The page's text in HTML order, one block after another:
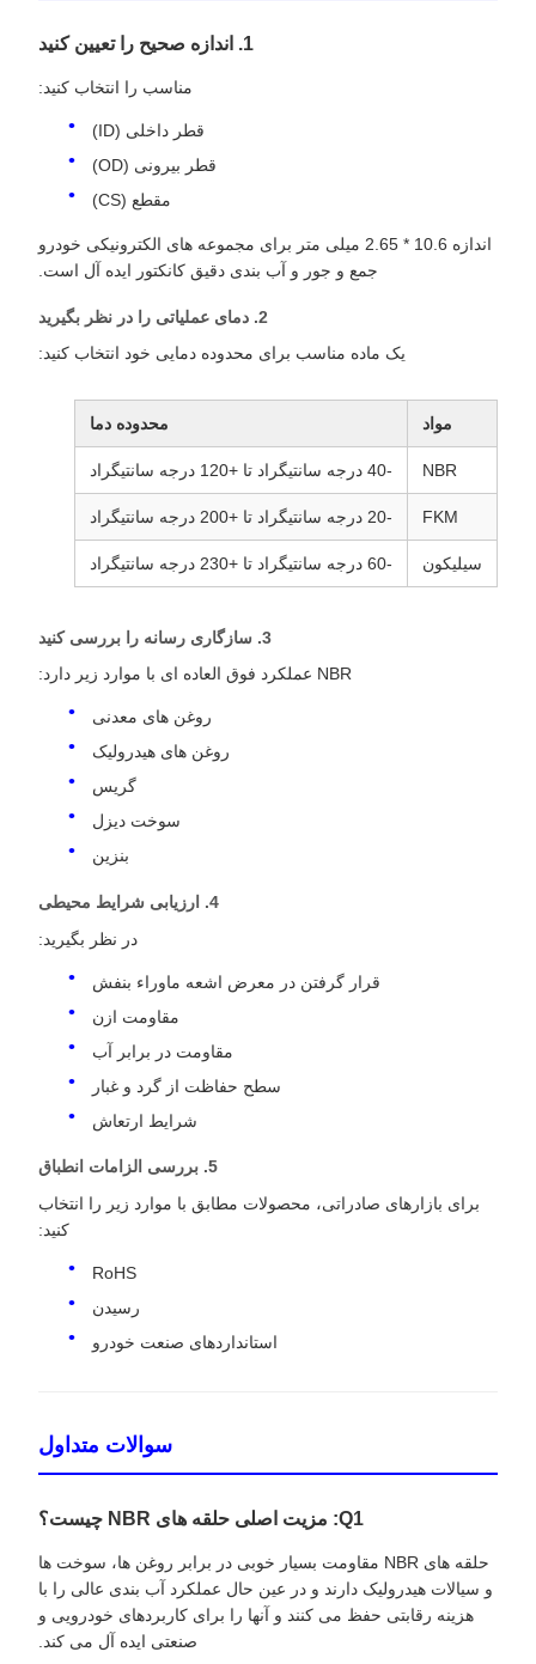
1. اندازه صحیح را تعیین کنید
مناسب را انتخاب کنید:
قطر داخلی (ID)
قطر بیرونی (OD)
مقطع (CS)
اندازه 10.6 * 2.65 میلی متر برای مجموعه های الکترونیکی خودرو
جمع و جور و آب بندی دقیق کانکتور ایده آل است.
2. دمای عملیاتی را در نظر بگیرید
یک ماده مناسب برای محدوده دمایی خود انتخاب کنید:
مواد محدوده دما
NBR -40 درجه سانتیگراد تا +120 درجه سانتیگراد
FKM -20 درجه سانتیگراد تا +200 درجه سانتیگراد
سیلیکون -60 درجه سانتیگراد تا +230 درجه سانتیگراد
3. سازگاری رسانه را بررسی کنید
NBR عملکرد فوق العاده ای با موارد زیر دارد:
روغن های معدنی
روغن های هیدرولیک
گریس
سوخت دیزل
بنزین
4. ارزیابی شرایط محیطی
در نظر بگیرید:
قرار گرفتن در معرض اشعه ماوراء بنفش
مقاومت ازن
مقاومت در برابر آب
سطح حفاظت از گرد و غبار
شرایط ارتعاش
5. بررسی الزامات انطباق
برای بازارهای صادراتی، محصولات مطابق با موارد زیر را انتخاب
کنید:
RoHS
رسیدن
استانداردهای صنعت خودرو
سوالات متداول
Q1: مزیت اصلی حلقه های NBR چیست؟
حلقه های NBR مقاومت بسیار خوبی در برابر روغن ها، سوخت ها
و سیالات هیدرولیک دارند و در عین حال عملکرد آب بندی عالی را با
هزینه رقابتی حفظ می کنند و آنها را برای کاربردهای خودرویی و
صنعتی ایده آل می کند.